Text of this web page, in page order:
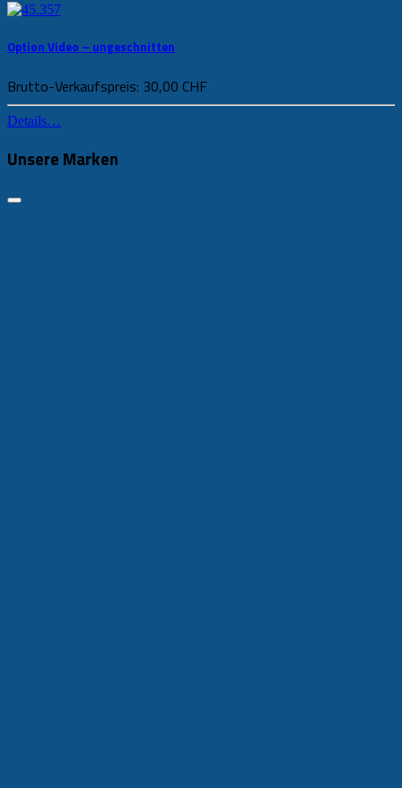
Option Video – ungeschnitten
Brutto-Verkaufspreis: 30,00 CHF
Details…
Unsere Marken